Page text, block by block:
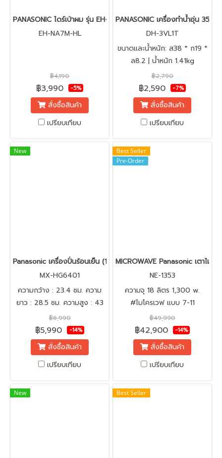
PANASONIC ไดร์เป่าผม รุ่น EH-NA7M-HL
EH-NA7M-HL
฿4,190
฿3,990 -5%
สั่งซื้อสินค้า
เปรียบเทียบ
PANASONIC เครื่องทำน้ำอุ่น
DH-3VL1T
ขนาดและน้ำหนัก: ส38 * ก19 *
ล8.2 | น้ำหนัก 1.41kg
฿2,790
฿2,590 -7%
สั่งซื้อสินค้า
เปรียบเทียบ
New
Panasonic เครื่องปั่นร้อนเย็น (1.75 ลิตร) รุ่น MX-HG6401 สีดำ
MX-HG6401
ความกว้าง : 23.4 ซม. ความ
ยาว : 28.5 ซม. ความสูง : 43
ซม.
฿6,990
฿5,990 -14%
สั่งซื้อสินค้า
เปรียบเทียบ
Best Seller
Pre-Order
MICROWAVE Panasonic เตาไม
NE-1353
ความจุ 18 ลิตร 1,300 w.
#ไมโครเวฟ แบบ 7-11
฿49,990
฿42,900 -14%
สั่งซื้อสินค้า
เปรียบเทียบ
New Best Seller